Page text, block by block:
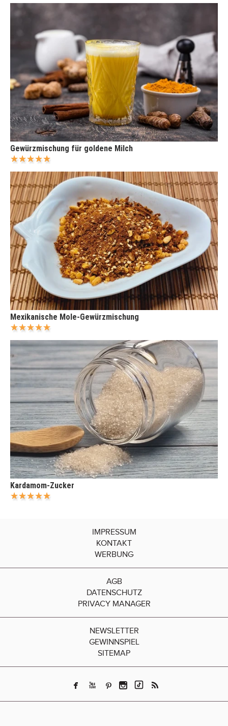
Gewürzmischung für goldene Milch
Mexikanische Mole-Gewürzmischung
Kardamom-Zucker
IMPRESSUM
KONTAKT
WERBUNG
AGB
DATENSCHUTZ
PRIVACY MANAGER
NEWSLETTER
GEWINNSPIEL
SITEMAP